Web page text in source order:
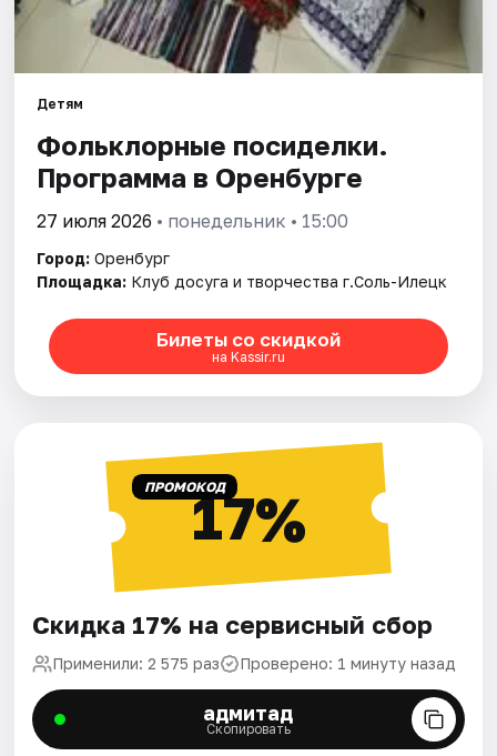
Детям
Фольклорные посиделки.
Программа в Оренбурге
27 июля 2026 • понедельник • 15:00
Город: Оренбург
Площадка: Клуб досуга и творчества г.Соль-Илецк
Билеты со скидкой
на Kassir.ru
ПРОМОКОД17%
Скидка 17% на сервисный сбор
Применили: 2 575 раз Проверено: 1 минуту назад
адмитад
Скопировать